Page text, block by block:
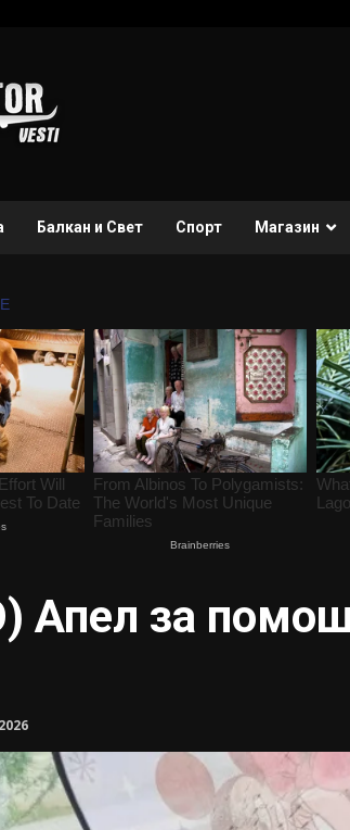
Балкан и Свет Спорт Магазин
Апел за